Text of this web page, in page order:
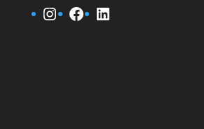
Instagram
Facebook
LinkedIn